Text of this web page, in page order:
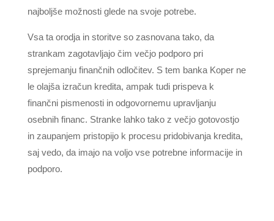
najboljše možnosti glede na svoje potrebe.
Vsa ta orodja in storitve so zasnovana tako, da
strankam zagotavljajo čim večjo podporo pri
sprejemanju finančnih odločitev. S tem banka Koper ne
le olajša izračun kredita, ampak tudi prispeva k
finančni pismenosti in odgovornemu upravljanju
osebnih financ. Stranke lahko tako z večjo gotovostjo
in zaupanjem pristopijo k procesu pridobivanja kredita,
saj vedo, da imajo na voljo vse potrebne informacije in
podporo.